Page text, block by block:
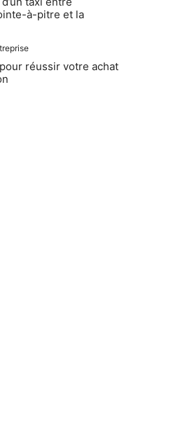
à-pitre et la
réussir votre achat